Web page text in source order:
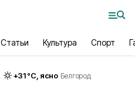
Статьи Культура Спорт
+31°С, ясно Белгород